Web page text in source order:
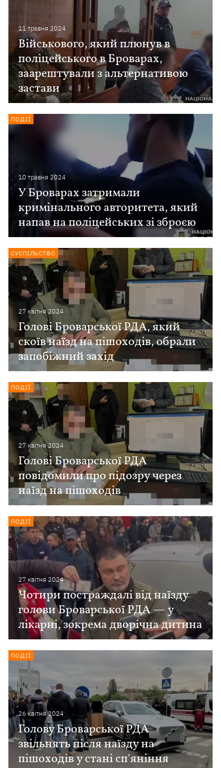
11 травня 2024
Військового, який плюнув в
поліцейського в Броварах,
заарештували з альтернативою
застави
10 травня 2024
У Броварах затримали
кримінального авторитета, який
напав на поліцейських зі зброєю
ПОДІЇ
27 квiтня 2024
Голові Броварської РДА, який
скоїв наїзд на пішоходів, обрали
запобіжний захід
СУСПІЛЬСТВО
27 квiтня 2024
Голові Броварської РДА
повідомили про підозру через
наїзд на пішоходів
ПОДІЇ
27 квiтня 2024
Чотири постраждалі від наїзду
голови Броварської РДА — у
лікарні, зокрема дворічна дитина
ПОДІЇ
26 квiтня 2024
Голову Броварської РДА
звільнять після наїзду на
пішоходів у стані сп'яніння
ПОДІЇ